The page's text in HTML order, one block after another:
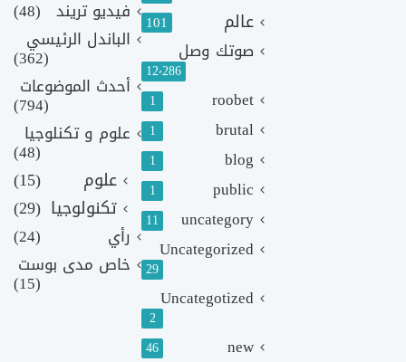
عالم 101
صوتك وصل
12٬286
roobet
1
brutal
1
blog
1
public
1
uncategory
11
Uncategorized
29
Uncategotized
2
new
46
فيديو تريند (48)
الباندل الرئيسي
(362)
أحدث الموضوعات
(794)
علوم و تكنلوجيا
(48)
علوم
(15)
تكنولوجيا (29)
رأي
(24)
خاص مدى بوست
(15)